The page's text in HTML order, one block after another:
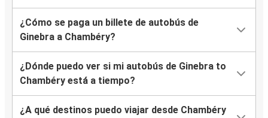
¿Cómo se paga un billete de autobús de
Ginebra a Chambéry?
¿Dónde puedo ver si mi autobús de Ginebra to
Chambéry está a tiempo?
¿A qué destinos puedo viajar desde Chambéry